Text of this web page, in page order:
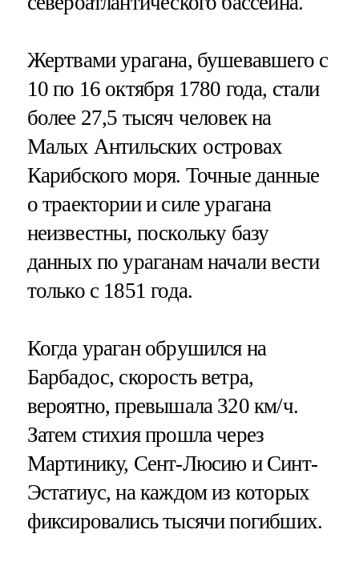
Жертвами урагана, бушевавшего с
10 по 16 октября 1780 года, стали
более 27,5 тысяч человек на
Малых Антильских островах
Карибского моря. Точные данные
о траектории и силе урагана
неизвестны, поскольку базу
данных по ураганам начали вести
только с 1851 года.
Когда ураган обрушился на
Барбадос, скорость ветра,
вероятно, превышала 320 км/ч.
Затем стихия прошла через
Мартинику, Сент-Люсию и Синт-
Эстатиус, на каждом из которых
фиксировались тысячи погибших.